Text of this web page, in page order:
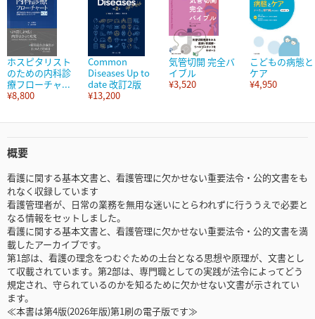
ホスピタリスト
のための内科診
療フローチャ...
¥8,800
Common
Diseases Up to
date 改訂2版
¥13,200
気管切開 完全バ
イブル
¥3,520
こどもの病態と
ケア
¥4,950
概要
看護に関する基本文書と、看護管理に欠かせない重要法令・公的文書をも
れなく収録しています
看護管理者が、日常の業務を無用な迷いにとらわれずに行ううえで必要と
なる情報をセットしました。
看護に関する基本文書と、看護管理に欠かせない重要法令・公的文書を満
載したアーカイブです。
第1部は、看護の理念をつむぐための土台となる思想や原理が、文書とし
て収載されています。第2部は、専門職としての実践が法令によってどう
規定され、守られているのかを知るために欠かせない文書が示されてい
ます。
≪本書は第4版(2026年版)第1刷の電子版です≫